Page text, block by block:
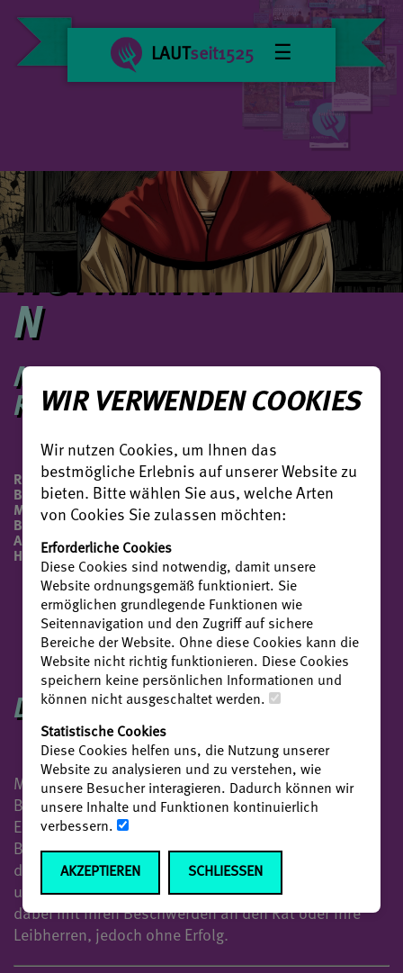
LAUTseit1525 ☰
WIR VERWENDEN COOKIES
Wir nutzen Cookies, um Ihnen das
bestmögliche Erlebnis auf unserer Website zu
bieten. Bitte wählen Sie aus, welche Arten
von Cookies Sie zulassen möchten:
Erforderliche Cookies
Diese Cookies sind notwendig, damit unsere
Website ordnungsgemäß funktioniert. Sie
ermöglichen grundlegende Funktionen wie
Seitennavigation und den Zugriff auf sichere
Bereiche der Website. Ohne diese Cookies kann die
Website nicht richtig funktionieren. Diese Cookies
speichern keine persönlichen Informationen und
können nicht ausgeschaltet werden.
Statistische Cookies
Diese Cookies helfen uns, die Nutzung unserer
Website zu analysieren und zu verstehen, wie
unsere Besucher interagieren. Dadurch können wir
unsere Inhalte und Funktionen kontinuierlich
verbessern.
AKZEPTIEREN SCHLIESSEN
DIE
SCHWARZE
HOFMÄNNI
N
MARGARETE
RENNER
RENNER WAR EINE ANFÜHRERIN IM
BAUERNKRIEG, DIE DURCH IHREN
MUT UND IHRE FÜHRUNGSROLLE
BEI DER ORGANISATION DER
AUFSTÄNDISCHEN BAUERN
HERVORTRAT.
DIE HISTORISCHE FIGUR
Margarete Renner trat nicht erst durch ihre
Beteiligung am Bauernkrieg 1525 öffentlich in
Erscheinung. Mehrfach hatte sich die Witwe aus
Böckingen bei Heilbronn in den Jahren zuvor gegen
die Forderung von Zahlungen aufgelehnt, die sie als
ungerecht empfand. Immer wieder wandte sie sich
dabei mit ihren Beschwerden an den Rat oder ihre
Leibherren, jedoch ohne Erfolg.